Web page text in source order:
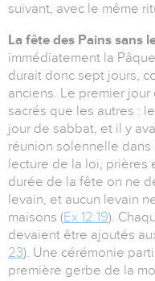
suivant, avec le même
La fête des Pains sans
immédiatement la
durait donc sept jours,
anciens. Le premier
sacrés que les autres :
jour de sabbat, et il y
réunion solennelle
lecture de la loi, prières
durée de la fête on ne
levain, et aucun levain
maisons (Ex 12:19).
devaient être ajoutés
23). Une cérémonie
première gerbe de la